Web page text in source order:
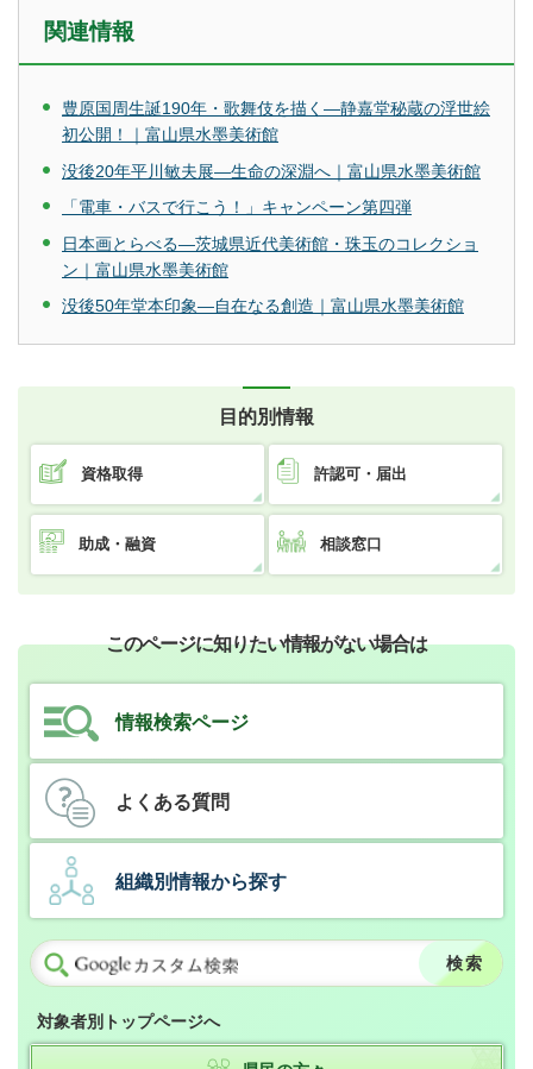
関連情報
豊原国周生誕190年・歌舞伎を描く―静嘉堂秘蔵の浮世絵
初公開！｜富山県水墨美術館
没後20年平川敏夫展―生命の深淵へ｜富山県水墨美術館
「電車・バスで行こう！」キャンペーン第四弾
日本画とらべる―茨城県近代美術館・珠玉のコレクショ
ン｜富山県水墨美術館
没後50年堂本印象―自在なる創造｜富山県水墨美術館
目的別情報
資格取得 許認可・届出
助成・融資 相談窓口
このページに知りたい情報がない場合は
情報検索ページ
よくある質問
組織別情報から探す
対象者別トップページへ